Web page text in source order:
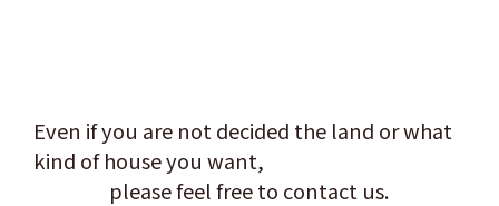
Even if you are not decided the land or what
kind of house you want,
please feel free to contact us.